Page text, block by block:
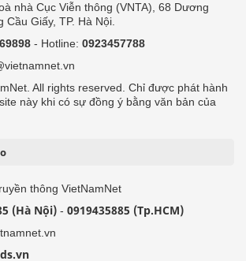
nhà Cục Viễn thông (VNTA), 68 Dương
Giấy, TP. Hà Nội.
- Hotline: 0923457788
All rights reserved. Chỉ được phát hành
này khi có sự đồng ý bằng văn bản của
thông VietNamNet
(Hà Nội) - 0919435885 (Tp.HCM)